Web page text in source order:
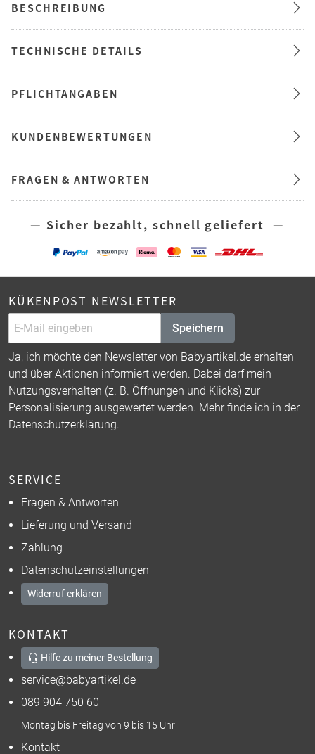
BESCHREIBUNG
TECHNISCHE DETAILS
PFLICHTANGABEN
KUNDENBEWERTUNGEN
FRAGEN & ANTWORTEN
— Sicher bezahlt, schnell geliefert —
KÜKENPOST NEWSLETTER
Speichern
Ja, ich möchte den Newsletter von Babyartikel.de erhalten
und über Aktionen informiert werden. Dabei darf mein
Nutzungsverhalten (z. B. Öffnungen und Klicks) zur
Personalisierung ausgewertet werden. Mehr finde ich in der
Datenschutzerklärung.
SERVICE
Fragen & Antworten
Lieferung und Versand
Zahlung
Datenschutzeinstellungen
Widerruf erklären
KONTAKT
Hilfe zu meiner Bestellung
service@babyartikel.de
089 904 750 60
Montag bis Freitag von 9 bis 15 Uhr
Kontakt